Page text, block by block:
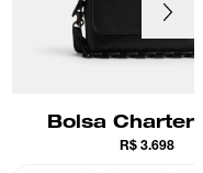
Bolsa Charter
Crossbody 24
R$ 3.698